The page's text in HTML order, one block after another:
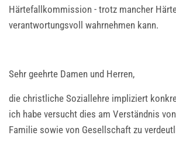
Härtefallkommission - trotz mancher
verantwortungsvoll wahrnehmen kann.
Sehr geehrte Damen und Herren,
die christliche Soziallehre impliziert
ich habe versucht dies am Verständnis
Familie sowie von Gesellschaft zu